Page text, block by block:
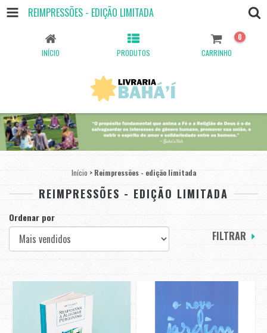
REIMPRESSÕES - EDIÇÃO LIMITADA
INÍCIO PRODUTOS CARRINHO
0
Início > Reimpressões - edição limitada
REIMPRESSÕES - EDIÇÃO LIMITADA
Ordenar por
FILTRAR